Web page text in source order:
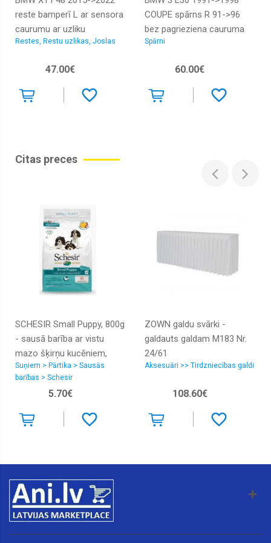
Logu
tīrītāju
slotiņas
Logu
Slēdži
sensori
Radiatori
dzesēšanas,
Radiatori
kondicioniera,
caurules
Radiatori
Radiatori
salona,
caurules
Radiatori
eļļas
Radiatoru
Ventilatori
salona
Izplešanās
tvertnes
sūkņi,
reste bamperī L ar sensora
caurumu ar uzliku
Restes, Restu uzlikas, Joslas
47.00€
COUPE spārns R 91->96
bez pagrieziena cauruma
Spārni
60.00€
Citas preces
SCHESIR Small Puppy, 800g
- sausā barība ar vistu
mazo šķirņu kucēniem,
grūsnām un laktējošām
kucēm
Suņiem > Pārtika > Sausās
barības > Schesir
5.70€
ZOWN galdu svārki -
galdauts galdam M183 Nr.
24/61
Aksesuāri >> Tirdzniecības galdi
108.60€